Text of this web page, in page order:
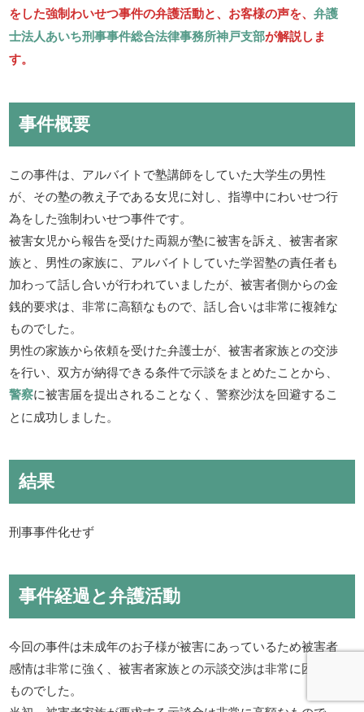
をした強制わいせつ事件の弁護活動と、お客様の声を、弁護
士法人あいち刑事事件総合法律事務所神戸支部が解説しま
す。
事件概要
この事件は、アルバイトで塾講師をしていた大学生の男性
が、その塾の教え子である女児に対し、指導中にわいせつ行
為をした強制わいせつ事件です。
被害女児から報告を受けた両親が塾に被害を訴え、被害者家
族と、男性の家族に、アルバイトしていた学習塾の責任者も
加わって話し合いが行われていましたが、被害者側からの金
銭的要求は、非常に高額なもので、話し合いは非常に複雑な
ものでした。
男性の家族から依頼を受けた弁護士が、被害者家族との交渉
を行い、双方が納得できる条件で示談をまとめたことから、
警察に被害届を提出されることなく、警察沙汰を回避するこ
とに成功しました。
結果
刑事事件化せず
事件経過と弁護活動
今回の事件は未成年のお子様が被害にあっているため被害者
感情は非常に強く、被害者家族との示談交渉は非常に困難な
ものでした。